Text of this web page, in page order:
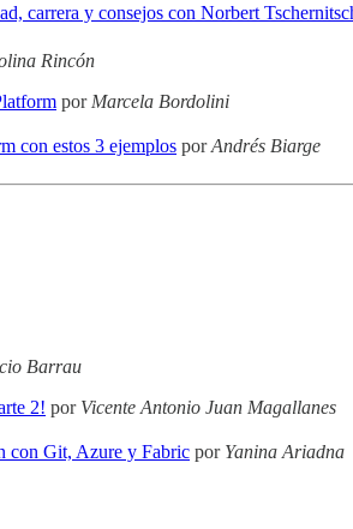
carrera y consejos con Norbert
Rincón
por Marcela Bordolini
con estos 3 ejemplos porAndrés Biarge
Barrau
2! por Vicente Antonio Juan Magallanes
con Git, Azure y Fabric por Yanina Ariadna